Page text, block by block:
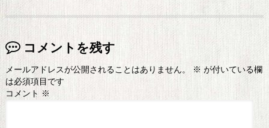
コメントを残す
メールアドレスが公開されることはありません。 ※ が付いている欄
は必須項目です
コメント ※